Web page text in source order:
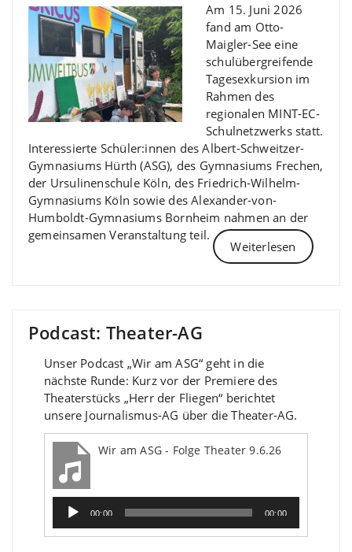
Am 15. Juni 2026
fand am Otto-
Maigler-See eine
schulübergreifende
Tagesexkursion im
Rahmen des
regionalen MINT-EC-
Schulnetzwerks statt.
Interessierte Schüler:innen des Albert-Schweitzer-
Gymnasiums Hürth (ASG), des Gymnasiums Frechen,
der Ursulinenschule Köln, des Friedrich-Wilhelm-
Gymnasiums Köln sowie des Alexander-von-
Humboldt-Gymnasiums Bornheim nahmen an der
gemeinsamen Veranstaltung teil.
Weiterlesen
Podcast: Theater-AG
Unser Podcast „Wir am ASG“ geht in die
nächste Runde: Kurz vor der Premiere des
Theaterstücks „Herr der Fliegen“ berichtet
unsere Journalismus-AG über die Theater-AG.
Wir am ASG - Folge Theater 9.6.26
Audio-
Player
00:00 00:00